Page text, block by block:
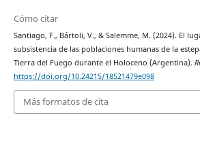
Cómo citar
Santiago, F., Bártoli, V., & Salemme, M. (2024). El
subsistencia de las poblaciones humanas de la
Tierra del Fuego durante el Holoceno (Argentina).
https://doi.org/10.24215/18521479e098
Más formatos de cita